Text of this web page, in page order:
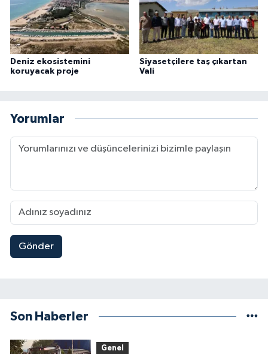
Deniz ekosistemini
koruyacak proje
Siyasetçilere taş çıkartan
Vali
Yorumlar
Gönder
Son Haberler
Genel